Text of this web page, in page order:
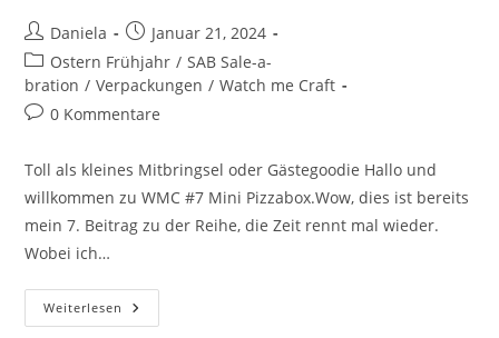
Daniela
Januar 21, 2024
Ostern Frühjahr / SAB Sale-a-
bration / Verpackungen / Watch me Craft
0 Kommentare
Toll als kleines Mitbringsel oder Gästegoodie Hallo und
willkommen zu WMC #7 Mini Pizzabox.Wow, dies ist bereits
mein 7. Beitrag zu der Reihe, die Zeit rennt mal wieder.
Wobei ich…
Weiterlesen